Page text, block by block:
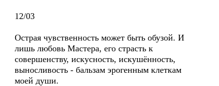
12/03
Острая чувственность может быть обузой. И
лишь любовь Мастера, его страсть к
совершенству, искусность, искушённость,
выносливость - бальзам эрогенным клеткам
моей души.